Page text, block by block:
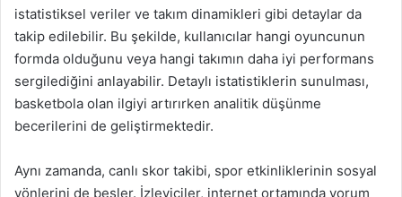
istatistiksel veriler ve takım dinamikleri gibi detaylar da
takip edilebilir. Bu şekilde, kullanıcılar hangi oyuncunun
formda olduğunu veya hangi takımın daha iyi performans
sergilediğini anlayabilir. Detaylı istatistiklerin sunulması,
basketbola olan ilgiyi artırırken analitik düşünme
becerilerini de geliştirmektedir.
Aynı zamanda, canlı skor takibi, spor etkinliklerinin sosyal
yönlerini de besler. İzleyiciler, internet ortamında yorum